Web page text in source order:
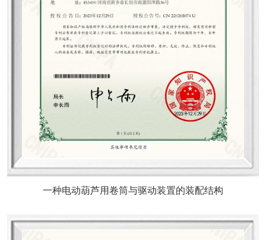
一种电动葫芦用卷筒与驱动装置的装配结构